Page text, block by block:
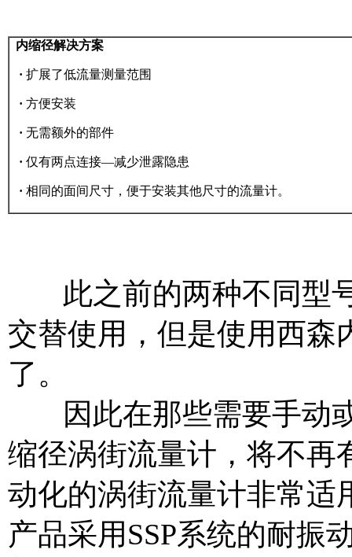
内缩径解决方案
· 扩展了低流量测量范围
· 方便安装
· 无需额外的部件
· 仅有两点连接—减少泄露隐患
· 相同的面间尺寸，便于安装其他尺寸的流量计。
此之前的两种不同型
交替使用，但是使用西森
了。
因此在那些需要手动
缩径涡街流量计，将不再
动化的涡街流量计非常适
产品采用SSP系统的耐振